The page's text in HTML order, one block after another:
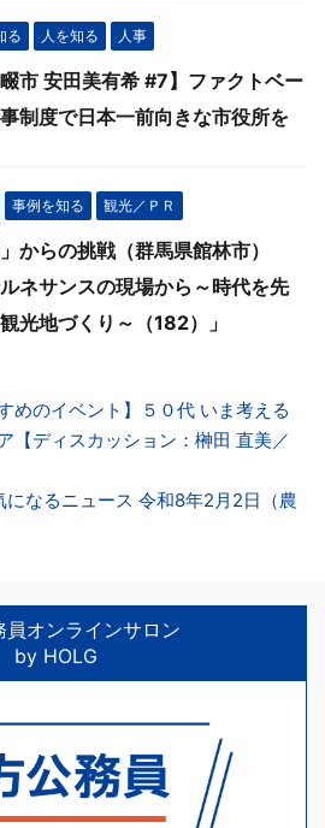
る 人を知る 人事
畷市 安田美有希 #7】ファクトベー
制度で日本一前向きな市役所を
事例を知る 観光／ＰＲ
」からの挑戦（群馬県館林市）
ルネサンスの現場から～時代を先
光地づくり～（182）」
めのイベント】５０代 いま考える
【ディスカッション：榊田 直美／
になるニュース 令和8年2月2日（農
員オンラインサロン
by HOLG